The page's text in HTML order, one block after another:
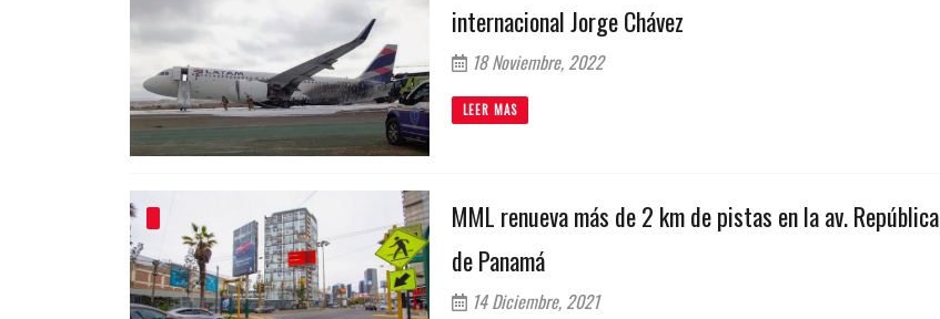
internacional Jorge Chávez
18 Noviembre, 2022
LEER MAS
MML renueva más de 2 km de pistas en la av. República
de Panamá
14 Diciembre, 2021